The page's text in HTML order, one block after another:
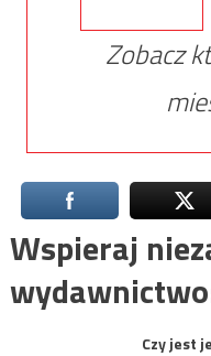
Zobacz
Wspieraj
Czy jest